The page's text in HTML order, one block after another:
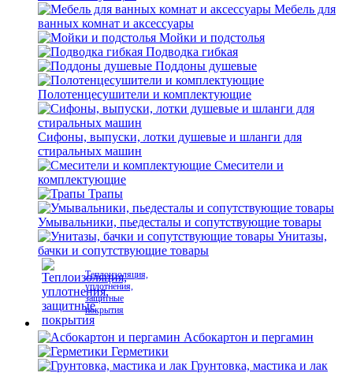
Мебель для
ванных комнат и аксессуары
Мойки и подстолья
Подводка гибкая
Поддоны душевые
Полотенцесушители и комплектующие
Сифоны, выпуски, лотки душевые и шланги для
стиральных машин
Смесители и
комплектующие
Трапы
Умывальники, пьедесталы и сопутствующие товары
Унитазы,
бачки и сопутствующие товары
Теплоизоляция,
уплотнения,
защитные
покрытия
Асбокартон и пергамин
Герметики
Грунтовка, мастика и лак